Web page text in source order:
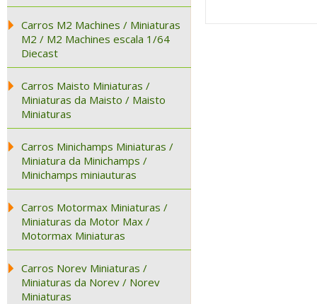
Carros M2 Machines / Miniaturas
M2 / M2 Machines escala 1/64
Diecast
Carros Maisto Miniaturas /
Miniaturas da Maisto / Maisto
Miniaturas
Carros Minichamps Miniaturas /
Miniatura da Minichamps /
Minichamps miniauturas
Carros Motormax Miniaturas /
Miniaturas da Motor Max /
Motormax Miniaturas
Carros Norev Miniaturas /
Miniaturas da Norev / Norev
Miniaturas